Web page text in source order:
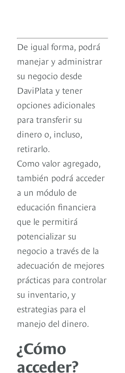
De igual forma, podrá
manejar y administrar
su negocio desde
DaviPlata y tener
opciones adicionales
para transferir su
dinero o, incluso,
retirarlo.
Como valor agregado,
también podrá acceder
a un módulo de
educación financiera
que le permitirá
potencializar su
negocio a través de la
adecuación de mejores
prácticas para controlar
su inventario, y
estrategias para el
manejo del dinero.
¿Cómo
acceder?